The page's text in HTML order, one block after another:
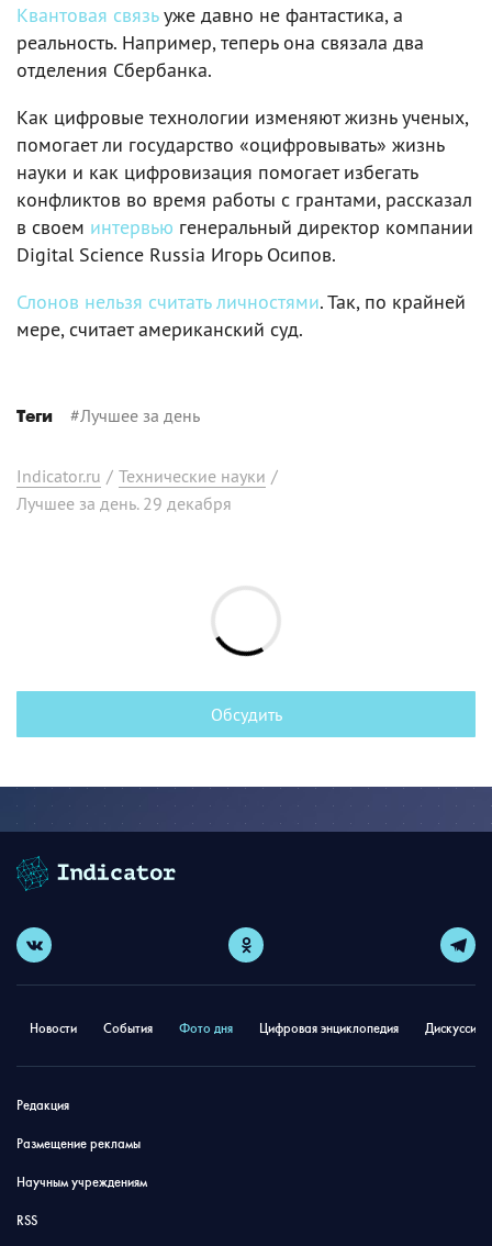
Квантовая связьуже давно не фантастика, а
реальность. Например, теперь она связала два
отделения Сбербанка.
Как цифровые технологии изменяют жизнь ученых,
помогает ли государство «оцифровывать» жизнь
науки и как цифровизация помогает избегать
конфликтов во время работы с грантами, рассказал
в своем интервью генеральный директор компании
Digital Science Russia Игорь Осипов.
Слонов нельзя считать личностями. Так, по крайней
мере, считает американский суд.
Теги #Лучшее за день
Indicator.ru / Технические науки /
Лучшее за день. 29 декабря
Обсудить
Новости События Фото дня Цифровая энциклопедия
Редакция
Размещение рекламы
Научным учреждениям
RSS